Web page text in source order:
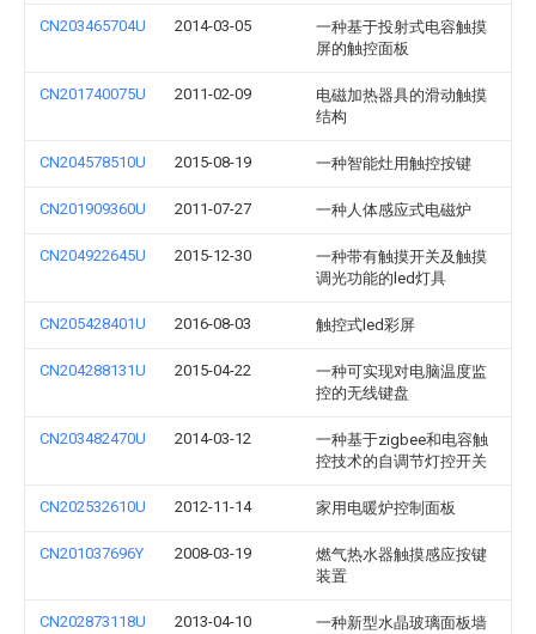
CN203465704U 2014-03-05
一种基于投射式电容触摸
屏的触控面板
CN201740075U 2011-02-09
电磁加热器具的滑动触摸
结构
CN204578510U 2015-08-19 一种智能灶用触控按键
CN201909360U 2011-07-27 一种人体感应式电磁炉
CN204922645U 2015-12-30
一种带有触摸开关及触摸
调光功能的led灯具
CN205428401U 2016-08-03 触控式led彩屏
CN204288131U 2015-04-22
一种可实现对电脑温度监
控的无线键盘
CN203482470U 2014-03-12
一种基于zigbee和电容触
控技术的自调节灯控开关
CN202532610U 2012-11-14 家用电暖炉控制面板
CN201037696Y 2008-03-19
燃气热水器触摸感应按键
装置
CN202873118U 2013-04-10
一种新型水晶玻璃面板墙